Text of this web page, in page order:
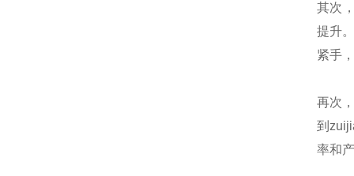
其次
提升
紧手
再次
到
率和